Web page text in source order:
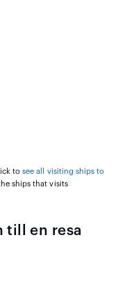
tosee all visiting ships to
ships that visits
till en resa